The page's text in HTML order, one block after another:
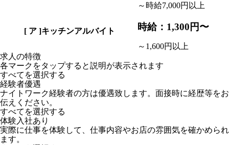
～時給7,000円以上
[ ア ]キッチンアルバイト 時給：1,300円〜
～1,600円以上
求人の特徴
各マークをタップすると説明が表示されます
すべてを選択する
経験者優遇
ナイトワーク経験者の方は優遇致します。面接時に経歴等をお
伝えください。
すべてを選択する
体験入社あり
実際に仕事を体験して、仕事内容やお店の雰囲気を確かめられ
ます。